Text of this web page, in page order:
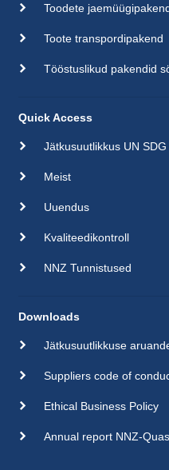
Toodete
Toote transpordipakend
Tööstuslikud pakendid
Quick Access
Jätkusuutlikkus UN
Meist
Uuendus
Kvaliteedikontroll
NNZ Tunnistused
Downloads
Jätkusuutlikkuse
Suppliers code of
Ethical Business Policy
Annual report NNZ-